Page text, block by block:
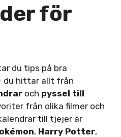
för
du tips på bra
du hittar allt från
och pyssel till
från olika filmer och
till tjejer är
, Harry Potter,